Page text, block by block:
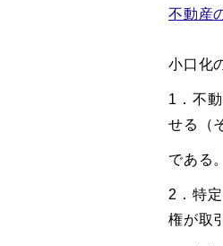
不動産
小口化
1．不
せる（
である
2．特
権が取